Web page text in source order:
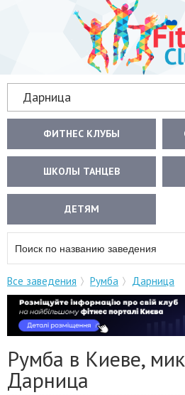
Дарница
ФИТНЕС КЛУБЫ
ШКОЛЫ ТАНЦЕВ
ДЕТЯМ
Все заведения Румба Дарница
Румба в Киеве,
Дарница